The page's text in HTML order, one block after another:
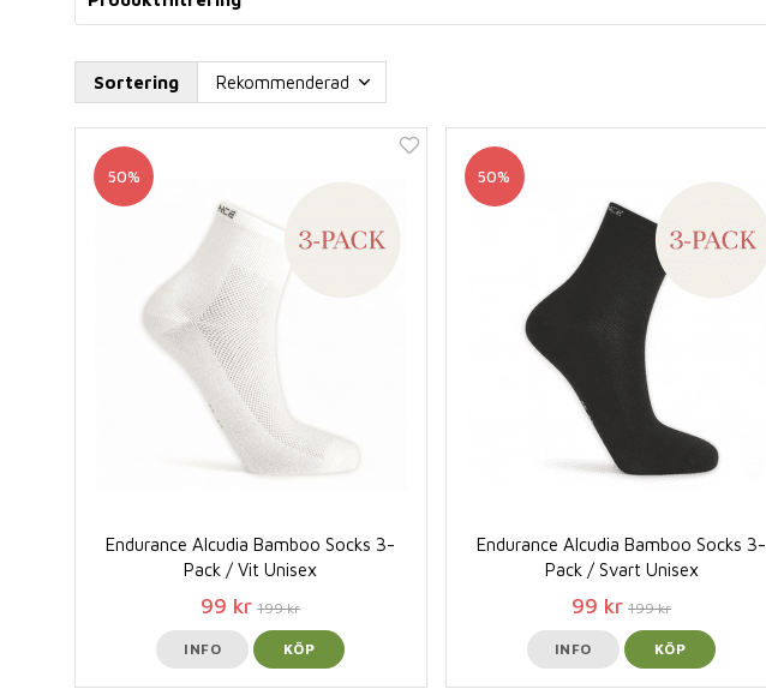
Sortering
50%
Endurance Alcudia Bamboo Socks 3-
Pack / Vit Unisex
99 kr 199 kr
INFO KÖP
50%
Endurance Alcudia Bamboo Socks 3-
Pack / Svart Unisex
99 kr 199 kr
INFO KÖP